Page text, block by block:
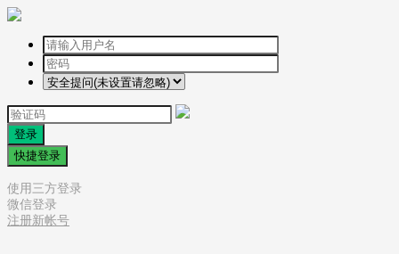
登录
快捷登录
使用三方登录
微信登录
注册新帐号